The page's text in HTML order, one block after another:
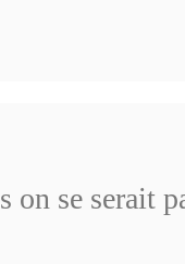
on se serait